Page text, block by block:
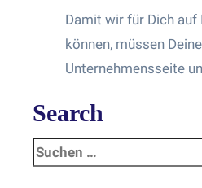
Damit wir für Dich
können, müssen
Unternehmensseite
Search